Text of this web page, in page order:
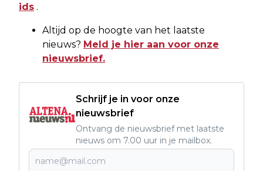
ids .
Altijd op de hoogte van het laatste
nieuws? Meld je hier aan voor onze
nieuwsbrief.
Schrijf je in voor onze
nieuwsbrief
Ontvang de nieuwsbrief met laatste
nieuws om 7.00 uur in je mailbox.